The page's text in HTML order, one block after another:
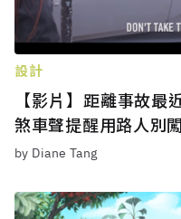
設計
【影片】距離事故最
煞車聲提醒用路人別
by Diane Tang